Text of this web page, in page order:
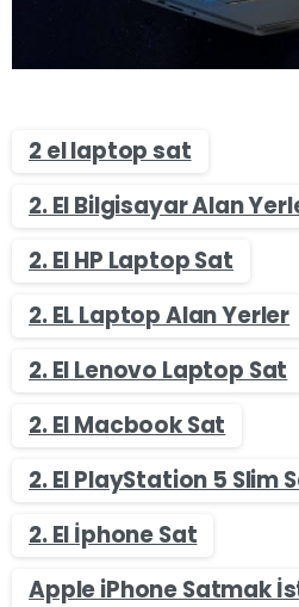
2 el laptop sat
2. El Bilgisayar Alan
2. El HP Laptop Sat
2. EL Laptop Alan Yerler
2. El Lenovo Laptop Sat
2. El Macbook Sat
2. El PlayStation 5 Slim
2. El İphone Sat
Apple iPhone Satmak